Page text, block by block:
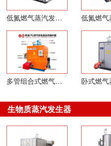
低氮燃气蒸汽发生器
多管组合式燃气蒸汽发生器
生物质蒸汽发生器